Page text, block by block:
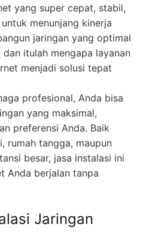
yang super cepat, stabil,
menunjang kinerja
jaringan yang optimal
itulah mengapa layanan
menjadi solusi tepat
profesional, Anda bisa
yang maksimal,
preferensi Anda. Baik
rumah tangga, maupun
besar, jasa instalasi ini
Anda berjalan tanpa
Jaringan